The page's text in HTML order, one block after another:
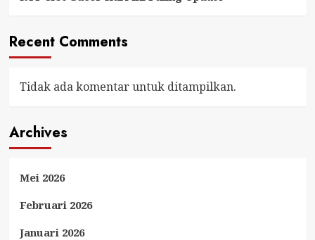
Recent Comments
Tidak ada komentar untuk ditampilkan.
Archives
Mei 2026
Februari 2026
Januari 2026